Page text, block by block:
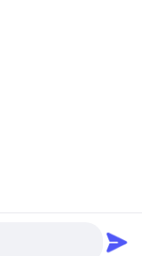
Services Co.,LTD. All